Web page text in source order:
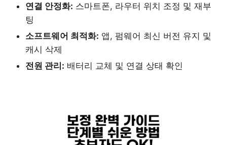
연결 안정화: 스마트폰, 라우터 위치 조정 및 재부
팅
소프트웨어 최적화: 앱, 펌웨어 최신 버전 유지 및
캐시 삭제
전원 관리: 배터리 교체 및 연결 상태 확인